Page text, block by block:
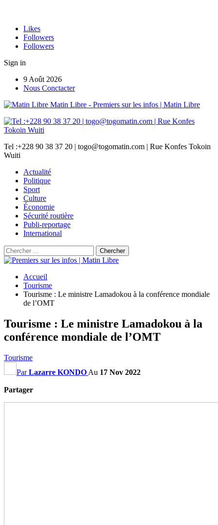
Likes
Followers
Followers
Sign in
9 Août 2026
Nous Conctacter
Matin Libre - Premiers sur les infos | Matin Libre
Tel :+228 90 38 37 20 | togo@togomatin.com | Rue Konfes Tokoin
Wuiti
Actualité
Politique
Sport
Culture
Économie
Sécurité routière
Publi-reportage
International
Accueil
Tourisme
Tourisme : Le ministre Lamadokou à la conférence mondiale
de l’OMT
Tourisme : Le ministre Lamadokou à la
conférence mondiale de l’OMT
Tourisme
ParLazarre KONDO Au 17 Nov 2022
Partager